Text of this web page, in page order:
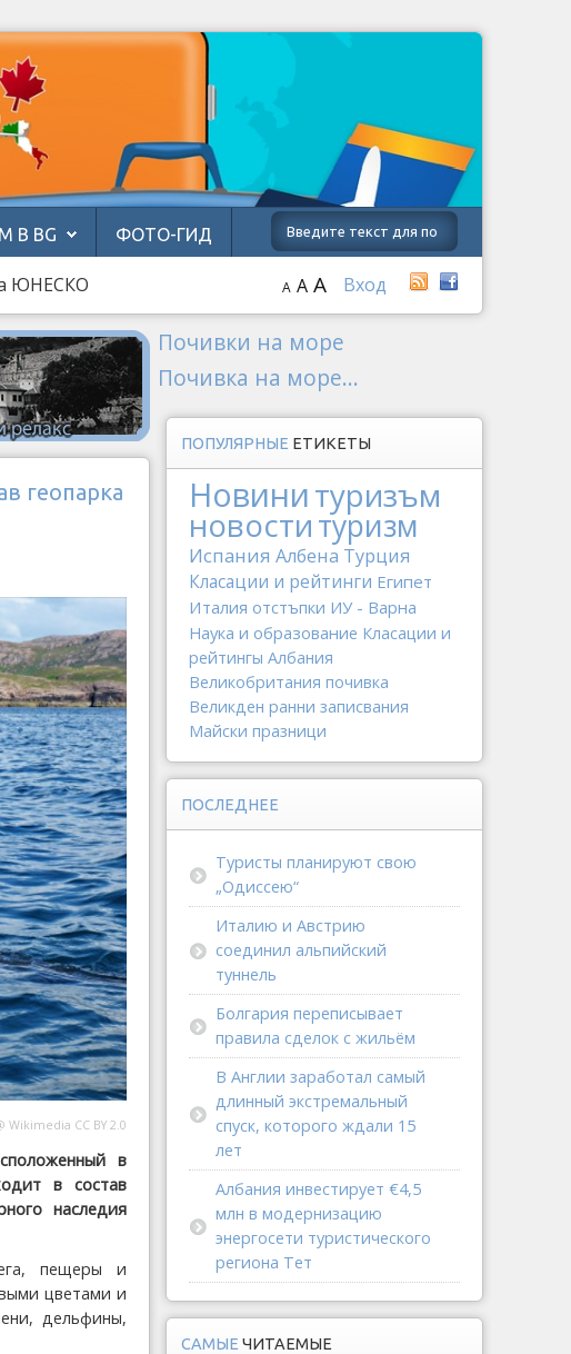
В BG ФОТО-ГИД
ЮНЕСКО Вход
A A A
геопарка
Wikimedia CC BY 2.0
в
в состав
наследия
пещеры и
цветами и
дельфины,
Почивки на море
Почивка на море...
ПОПУЛЯРНЫЕ ЕТИКЕТЫ
Новинитуризъм
новоституризм
Испания Албена Турция
Класации и рейтинги Египет
Италия отстъпки ИУ - Варна
Наука и образование Класации и
рейтингы Албания
Великобритания почивка
Великден ранни записвания
Майски празници
ПОСЛЕДНЕЕ
Туристы планируют свою
„Одиссею“
Италию и Австрию
соединил альпийский
туннель
Болгария переписывает
правила сделок с жильём
В Англии заработал самый
длинный экстремальный
спуск, которого ждали 15
лет
Албания инвестирует €4,5
млн в модернизацию
энергосети туристического
региона Тет
САМЫЕ ЧИТАЕМЫЕ